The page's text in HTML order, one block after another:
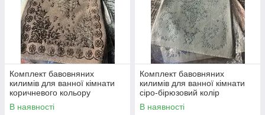
Комплект бавовняних
килимів для ванної кімнати
коричневого кольору
В наявності
Комплект бавовняних
килимів для ванної кімнати
сіро-бірюзовий колір
В наявності